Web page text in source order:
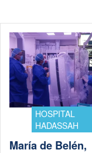
HOSPITAL
HADASSAH
María de Belén,